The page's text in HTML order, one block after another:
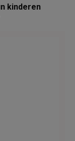
kinderen